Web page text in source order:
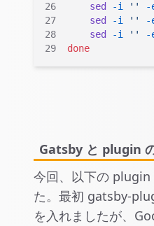
    sed
-i '' -
    sed
-i '' -
    sed
-i '' -
done
Gatsby と plugin
今回、以下の plugin
た。最初 gatsby-
を入れましたが、